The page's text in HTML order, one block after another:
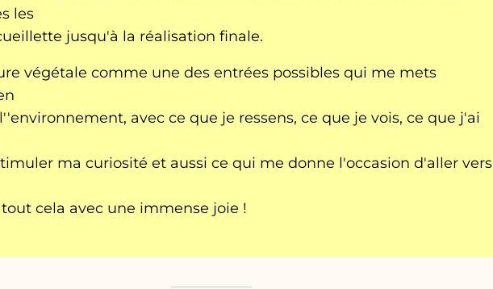
les
jusqu'à la réalisation finale.
végétale comme une des entrées possibles qui me mets
avec ce que je ressens, ce que je vois, ce que j'ai
ma curiosité et aussi ce qui me donne l'occasion d'aller vers
cela avec une immense joie !